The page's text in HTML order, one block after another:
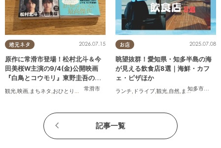
地元ネタ
常滑市
2026.07.15
原作に常滑市登場！松村北斗＆今
田美桜W主演の9/4(金)公開映画
『白鳥とコウモリ』東野圭吾の原
作小説を読んでみた
観光,映画, まちネタ ,おひとりさま
お店
知多市常滑
2025.07.08
眺望抜群！愛知県・知多半島の海
が見える飲食店8選｜海鮮・カフ
ェ・ピザほか
ランチ, ドライブ,観光,自然, まちネタ 季節
記事一覧